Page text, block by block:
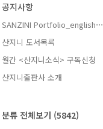
공지사항
SANZINI Portfolio_english⋯
산지니 도서목록
월간 <산지니소식> 구독신청
산지니출판사 소개
분류 전체보기 (5842)